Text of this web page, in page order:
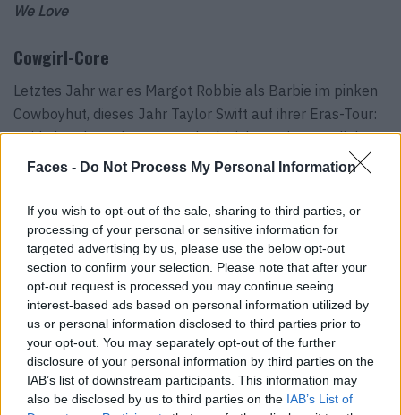
Faces - Do Not Process My Personal Information
If you wish to opt-out of the sale, sharing to third parties, or
processing of your personal or sensitive information for
targeted advertising by us, please use the below opt-out
section to confirm your selection. Please note that after your
opt-out request is processed you may continue seeing
interest-based ads based on personal information utilized by
us or personal information disclosed to third parties prior to
your opt-out. You may separately opt-out of the further
disclosure of your personal information by third parties on the
IAB’s list of downstream participants. This information may
also be disclosed by us to third parties on the IAB’s List of
We Love
Cowgirl-Core
Letztes Jahr war es Margot Robbie als Barbie im pinken
Cowboyhut, dieses Jahr Taylor Swift auf ihrer Eras-Tour:
Beide brachten den Countrylook nicht nur ins Spotlight,
sondern verliehen ihm den nötigen Sparkle. Kein Wunder
Boots nicht etwa durch den Stall zu stapfen, sondern auf
hohen Hacken den Straßen entlang zu schlendern. Wir
schwärmen von dieser eleganten Version von Minacapilli,
die mit silbernen Fransen und bleistiftdünnen Absätzen
durchaus ausgangstauglich ist. Bei Minacapilli finden
übrigens auch alle etwas, die trotz Hype so gar nichts mit
dem Cowgirl-Look anfangen können.
minacapilli.com